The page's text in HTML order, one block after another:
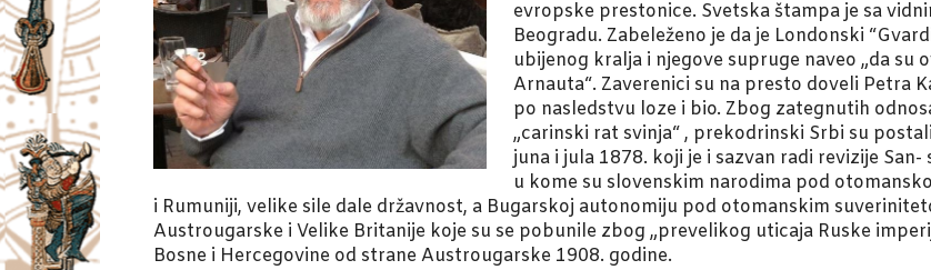
evropske prestonice. Svetska štampa je sa
Beogradu. Zabeleženo je da je Londonski
ubijenog kralja i njegove supruge naveo „da
Arnauta“. Zaverenici su na presto doveli Petra
po nasledstvu loze i bio. Zbog zategnutih
„carinski rat svinja“ , prekodrinski Srbi su
juna i jula 1878. koji je i sazvan radi revizije
u kome su slovenskim narodima pod
i Rumuniji, velike sile dale državnost, a Bugarskoj autonomiju pod otomanskim
Austrougarske i Velike Britanije koje su se pobunile zbog „prevelikog uticaja Ruske
Bosne i Hercegovine od strane Austrougarske 1908. godine.